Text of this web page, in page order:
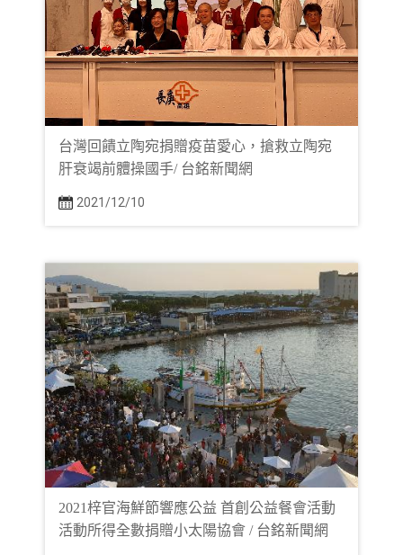
台灣回饋立陶宛捐贈疫苗愛心，搶救立陶宛
肝衰竭前體操國手/ 台銘新聞網
2021/12/10
2021梓官海鮮節響應公益 首創公益餐會活動
活動所得全數捐贈小太陽協會 / 台銘新聞網